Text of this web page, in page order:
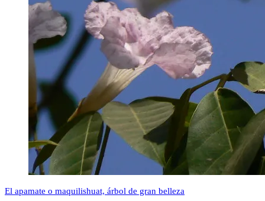
El apamate o maquilishuat, árbol de gran belleza